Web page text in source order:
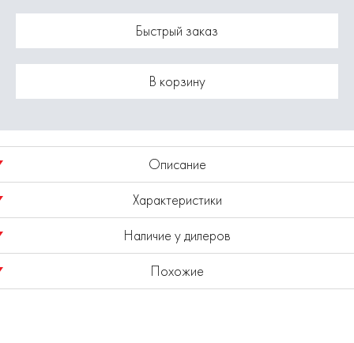
Быстрый заказ
В корзину
Описание
Набор магнитных бит ELITECH 215229, PH3, 1/4 (Тип Е), 50
Характеристики
Модель 1820.148400 (набор)
Наличие у дилеров
Показано наличие в регионе
Похожие